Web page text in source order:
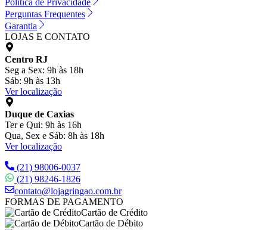
Perguntas Frequentes
Garantia
LOJAS E CONTATO
Centro RJ
Seg a Sex: 9h às 18h
Sáb: 9h às 13h
Ver localização
Duque de Caxias
Ter e Qui: 9h às 16h
Qua, Sex e Sáb: 8h às 18h
Ver localização
(21) 98006-0037
(21) 98246-1826
contato@lojagringao.com.br
FORMAS DE PAGAMENTO
Cartão de Crédito
Cartão de Débito